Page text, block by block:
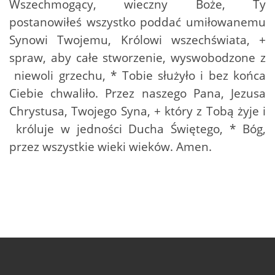
Wszechmogący, wieczny Boże, Ty
postanowiłeś wszystko poddać umiłowanemu
Synowi Twojemu, Królowi wszechświata, +
spraw, aby całe stworzenie, wyswobodzone z
niewoli grzechu, * Tobie służyło i bez końca
Ciebie chwaliło. Przez naszego Pana, Jezusa
Chrystusa, Twojego Syna, + który z Tobą żyje i
króluje w jedności Ducha Świętego, * Bóg,
przez wszystkie wieki wieków. Amen.